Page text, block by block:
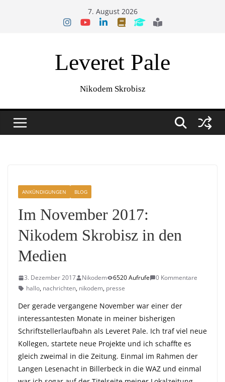
7. August 2026
Leveret Pale
Nikodem Skrobisz
ANKÜNDIGUNGEN BLOG
Im November 2017:
Nikodem Skrobisz in den
Medien
3. Dezember 2017 Nikodem 6520 Aufrufe
0 Kommentare
hallo, nachrichten, nikodem, presse
Der gerade vergangene November war einer der
interessantesten Monate in meiner bisherigen
Schriftstellerlaufbahn als Leveret Pale. Ich traf viel neue
Kollegen, startete neue Projekte und ich schaffte es
gleich zweimal in die Zeitung. Einmal im Rahmen der
Langen Lesenacht in Billerbeck in die WAZ und einmal